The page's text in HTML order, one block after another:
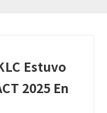
Estuvo
2025 En